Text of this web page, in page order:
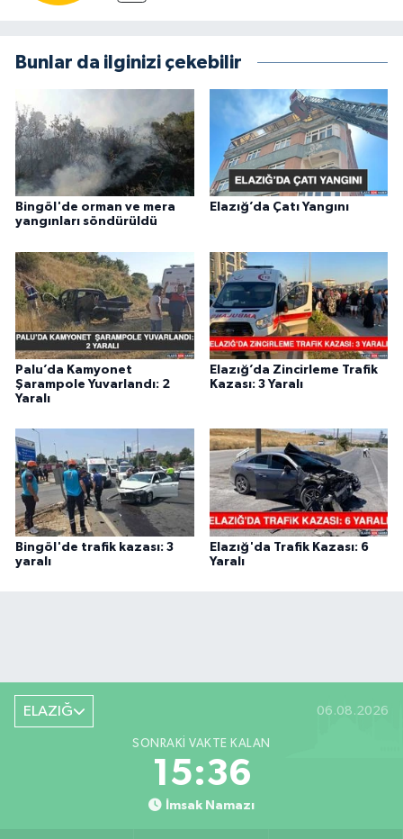
Bunlar da ilginizi çekebilir
Bingöl'de orman ve mera
yangınları söndürüldü
Elazığ’da Çatı Yangını
Palu’da Kamyonet
Şarampole Yuvarlandı: 2
Yaralı
Elazığ’da Zincirleme Trafik
Kazası: 3 Yaralı
Bingöl'de trafik kazası: 3
yaralı
Elazığ'da Trafik Kazası: 6
Yaralı
ELAZIĞ 06.08.2026
SONRAKI VAKTE KALAN
15:35
İmsak Namazı